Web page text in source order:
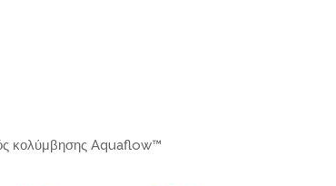
κολύμβησης Aquaflow™